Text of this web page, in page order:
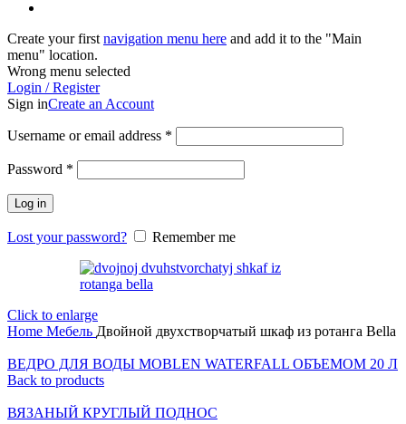
Create your first navigation menu here and add it to the "Main
menu" location.
Wrong menu selected
Login / Register
Sign inCreate an Account
Username or email address *
Password *
Log in
Lost your password? Remember me
Click to enlarge
Home Мебель Двойной двухстворчатый шкаф из ротанга Bella
ВЕДРО ДЛЯ ВОДЫ MOBLEN WATERFALL ОБЪЕМОМ 20 Л
Back to products
ВЯЗАНЫЙ КРУГЛЫЙ ПОДНОС